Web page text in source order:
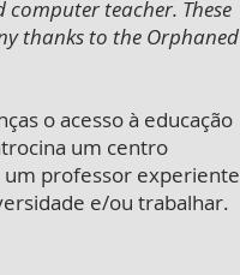
teacher. These
thanks to the Orphaned
o acesso à educação
um centro
um professor experiente
e/ou trabalhar.